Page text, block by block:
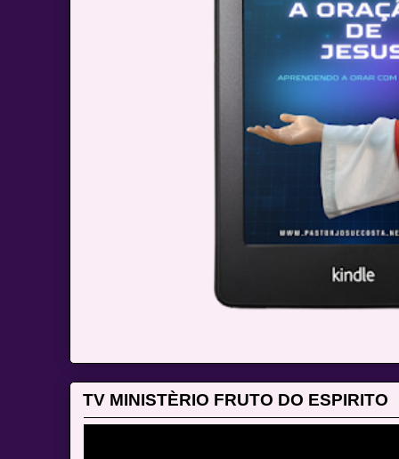
TV MINISTÈRIO FRUTO DO ESPIRITO